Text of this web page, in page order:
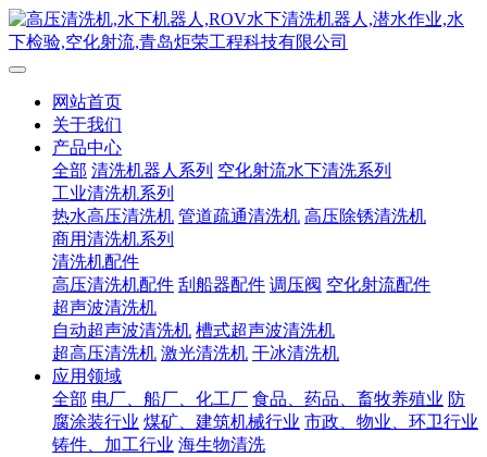
网站首页
关于我们
产品中心
全部 清洗机器人系列 空化射流水下清洗系列
工业清洗机系列
热水高压清洗机 管道疏通清洗机 高压除锈清洗机
商用清洗机系列
清洗机配件
高压清洗机配件 刮船器配件 调压阀 空化射流配件
超声波清洗机
自动超声波清洗机 槽式超声波清洗机
超高压清洗机 激光清洗机 干冰清洗机
应用领域
全部 电厂、船厂、化工厂 食品、药品、畜牧养殖业 防
腐涂装行业 煤矿、建筑机械行业 市政、物业、环卫行业
铸件、加工行业 海生物清洗